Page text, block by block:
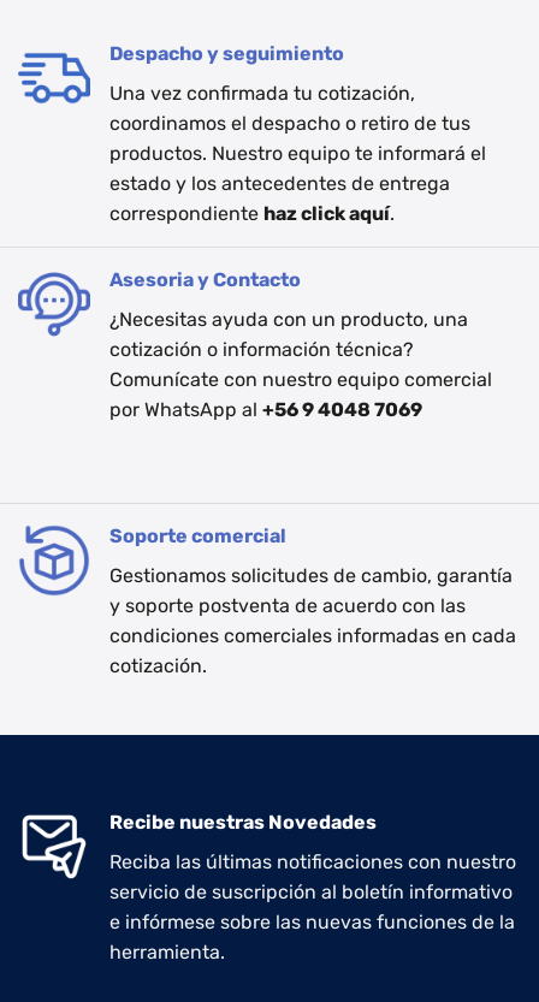
Despacho y seguimiento
Una vez confirmada tu cotización,
coordinamos el despacho o retiro de tus
productos. Nuestro equipo te informará el
estado y los antecedentes de entrega
correspondiente haz click aquí.
Asesoria y Contacto
¿Necesitas ayuda con un producto, una
cotización o información técnica?
Comunícate con nuestro equipo comercial
por WhatsApp al +56 9 4048 7069
Soporte comercial
Gestionamos solicitudes de cambio, garantía
y soporte postventa de acuerdo con las
condiciones comerciales informadas en cada
cotización.
Recibe nuestras Novedades
Reciba las últimas notificaciones con nuestro
servicio de suscripción al boletín informativo
e infórmese sobre las nuevas funciones de la
herramienta.